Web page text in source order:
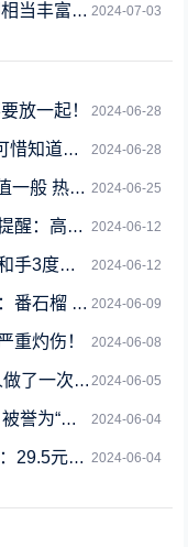
2024-07-03
在吃正好
2024-06-28
放一起！
2024-06-28
的人太少
2024-06-25
量还很高
2024-06-12
肾不好少吃
2024-06-12
子经常吃
2024-06-09
名鸡屎果
2024-06-08
重灼伤！
2024-06-05
真实试验
2024-06-04
稀神器”
2024-06-04
到手两箱